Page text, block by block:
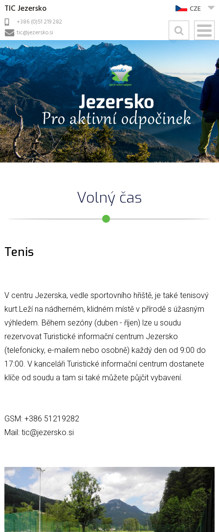
TIC Jezersko
+386 (0)51 219 282
tic@jezersko.si
CZE
Volný čas
Tenis
V centru Jezerska, vedle sportovního hřiště, je také tenisový
kurt.Leží na nádherném, klidném místě v přírodě s úžasným
výhledem. Během sezóny (duben - říjen) lze u soudu
rezervovat Turistické informační centrum Jezersko
(telefonicky, e-mailem nebo osobně) každý den od 9:00 do
17:00. V kanceláři Turistické informační centrum dostanete
klíče od soudu a tam si také můžete půjčit vybavení.
GSM: +386 51219282
Mail: tic@jezersko.si